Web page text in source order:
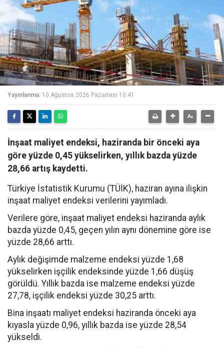
Yayınlanma: 10 Ağustos 2026 Pazartesi 10:41
İnşaat maliyet endeksi, haziranda bir önceki aya
göre yüzde 0,45 yükselirken, yıllık bazda yüzde
28,66 artış kaydetti.
Türkiye İstatistik Kurumu (TÜİK), haziran ayına ilişkin
inşaat maliyet endeksi verilerini yayımladı.
Verilere göre, inşaat maliyet endeksi haziranda aylık
bazda yüzde 0,45, geçen yılın aynı dönemine göre ise
yüzde 28,66 arttı.
Aylık değişimde malzeme endeksi yüzde 1,68
yükselirken işçilik endeksinde yüzde 1,66 düşüş
görüldü. Yıllık bazda ise malzeme endeksi yüzde
27,78, işçilik endeksi yüzde 30,25 arttı.
Bina inşaatı maliyet endeksi haziranda önceki aya
kıyasla yüzde 0,96, yıllık bazda ise yüzde 28,54
yükseldi.